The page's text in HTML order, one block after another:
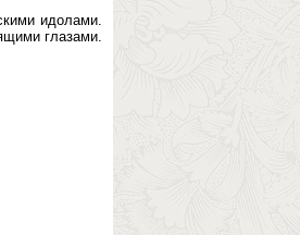
идолами.
глазами.